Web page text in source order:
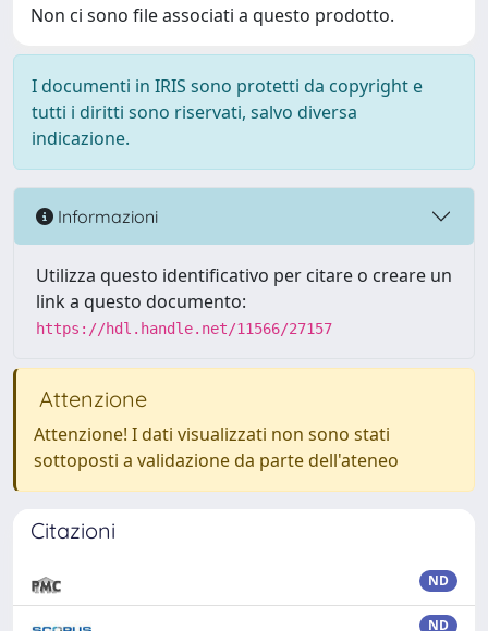
Non ci sono file associati a questo prodotto.
I documenti in IRIS sono protetti da copyright e
tutti i diritti sono riservati, salvo diversa
indicazione.
Informazioni
Utilizza questo identificativo per citare o creare un
link a questo documento:
https://hdl.handle.net/11566/27157
Attenzione
Attenzione! I dati visualizzati non sono stati
sottoposti a validazione da parte dell'ateneo
Citazioni
ND
ND